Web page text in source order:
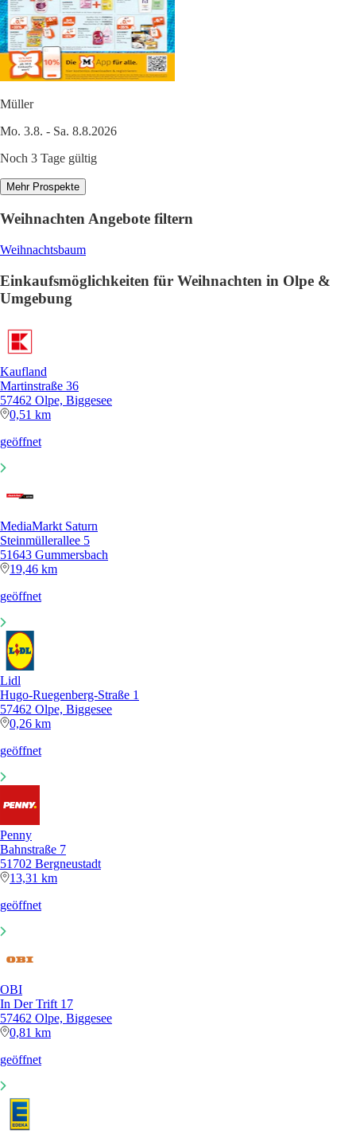
Müller
Mo. 3.8. - Sa. 8.8.2026
Noch 3 Tage gültig
Mehr Prospekte
Weihnachten Angebote filtern
Weihnachtsbaum
Einkaufsmöglichkeiten für Weihnachten in Olpe &
Umgebung
Kaufland
Martinstraße 36
57462 Olpe, Biggesee
0,51 km
geöffnet
MediaMarkt Saturn
Steinmüllerallee 5
51643 Gummersbach
19,46 km
geöffnet
Lidl
Hugo-Ruegenberg-Straße 1
57462 Olpe, Biggesee
0,26 km
geöffnet
Penny
Bahnstraße 7
51702 Bergneustadt
13,31 km
geöffnet
OBI
In Der Trift 17
57462 Olpe, Biggesee
0,81 km
geöffnet